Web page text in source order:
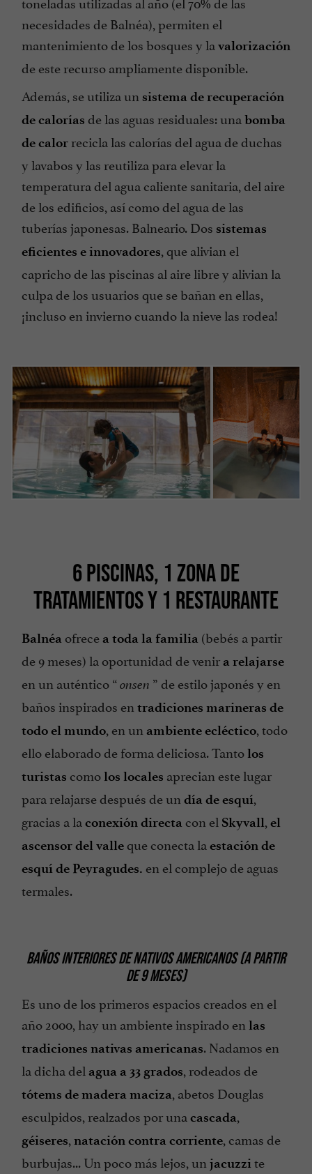
necesidades de Balnéa), permiten el
mantenimiento de los bosques y la valorización
de este recurso ampliamente disponible.
Además, se utiliza un sistema de recuperación
de calorías de las aguas residuales: una bomba
de calor recicla las calorías del agua de duchas
y lavabos y las reutiliza para elevar la
temperatura del agua caliente sanitaria, del aire
de los edificios, así como del agua de las
tuberías japonesas. Balneario. Dos sistemas
eficientes e innovadores, que alivian el
capricho de las piscinas al aire libre y alivian la
culpa de los usuarios que se bañan en ellas,
¡incluso en invierno cuando la nieve las rodea!
6 PISCINAS, 1 ZONA DE
TRATAMIENTOS Y 1 RESTAURANTE
Balnéa ofrece a toda la familia (bebés a partir
de 9 meses) la oportunidad de venir a relajarse
en un auténtico “ onsen ” de estilo japonés y en
baños inspirados en tradiciones marineras de
todo el mundo, en un ambiente ecléctico, todo
ello elaborado de forma deliciosa. Tantolos
turistas comolos locales aprecian este lugar
para relajarse después de un día de esquí,
gracias a la conexión directa con el Skyvall, el
ascensor del valleque conecta la estación de
esquí de Peyragudes. en el complejo de aguas
termales.
BAÑOS INTERIORES DE NATIVOS AMERICANOS (A PARTIR
DE 9 MESES)
Es uno de los primeros espacios creados en el
año 2000, hay un ambiente inspirado en las
tradiciones nativas americanas. Nadamos en
la dicha del agua a 33 grados, rodeados de
tótems de madera maciza, abetos Douglas
esculpidos, realzados por una cascada,
géiseres, natación contra corriente, camas de
burbujas... Un poco más lejos, un jacuzzi te